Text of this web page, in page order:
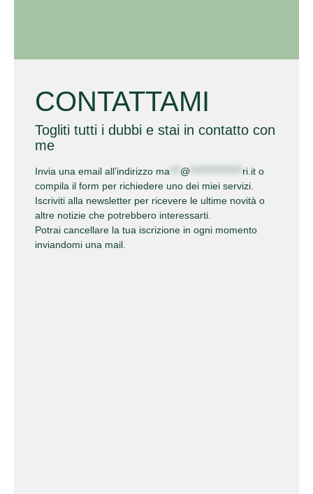
CONTATTAMI
Togliti tutti i dubbi e stai in contatto con
me
Invia una email all’indirizzo ma @ ri.it o
compila il form per richiedere uno dei miei servizi.
Iscriviti alla newsletter per ricevere le ultime novità o
altre notizie che potrebbero interessarti.
Potrai cancellare la tua iscrizione in ogni momento
inviandomi una mail.